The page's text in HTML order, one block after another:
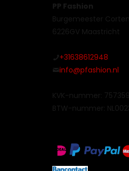
PP Fashion
Burgemeester
6226GV Maastricht
+31638612948
info@pfashion.nl
KVK-nummer:
BTW-nummer: